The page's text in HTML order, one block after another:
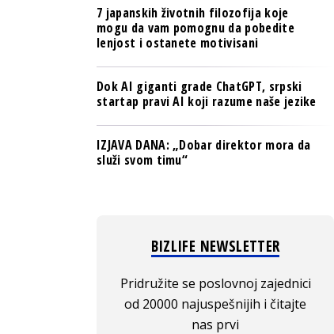
NOVO NA RAFU
7 japanskih životnih filozofija koje
mogu da vam pomognu da pobedite
lenjost i ostanete motivisani
Dok AI giganti grade ChatGPT, srpski
startap pravi AI koji razume naše jezike
IZJAVA DANA: „Dobar direktor mora da
služi svom timu“
BIZLIFE NEWSLETTER
Pridružite se poslovnoj zajednici
od 20000 najuspešnijih i čitajte
nas prvi